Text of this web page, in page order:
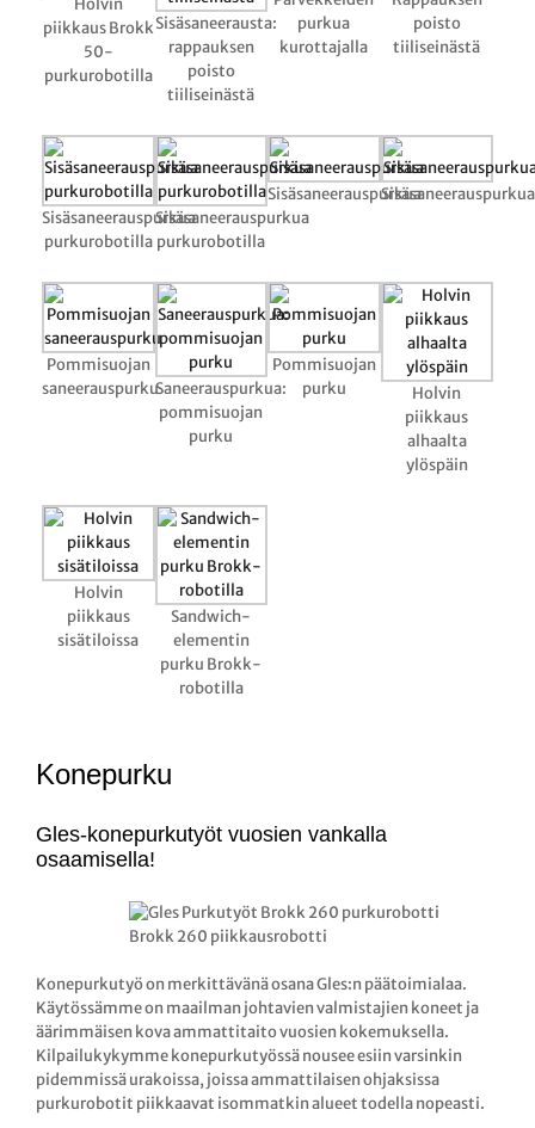
Holvin
piikkaus Brokk
50-
purkurobotilla
Sisäsaneerausta:
rappauksen
poisto
tiiliseinästä
purkua
kurottajalla
poisto
tiiliseinästä
Sisäsaneerauspurkua
purkurobotilla
Sisäsaneerauspurkua
purkurobotilla
SisäsaneerauspurkuaSisäsaneerauspurkua
Pommisuojan
saneerauspurkuSaneerauspurkua:
pommisuojan
purku
Pommisuojan
purku
Holvin
piikkaus
alhaalta
ylöspäin
Holvin
piikkaus
sisätiloissa
Sandwich-
elementin
purku Brokk-
robotilla
Konepurku
Gles-konepurkutyöt vuosien vankalla
osaamisella!
Brokk 260 piikkausrobotti
Konepurkutyö on merkittävänä osana Gles:n päätoimialaa.
Käytössämme on maailman johtavien valmistajien koneet ja
äärimmäisen kova ammattitaito vuosien kokemuksella.
Kilpailukykymme konepurkutyössä nousee esiin varsinkin
pidemmissä urakoissa, joissa ammattilaisen ohjaksissa
purkurobotit piikkaavat isommatkin alueet todella nopeasti.